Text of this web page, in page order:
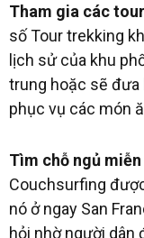
Tham gia các
số Tour trekking
lịch sử của khu
trung hoặc sẽ đưa
phục vụ các món
Tìm chỗ ngủ
Couchsurfing
nó ở ngay San
hỏi nhờ người dân